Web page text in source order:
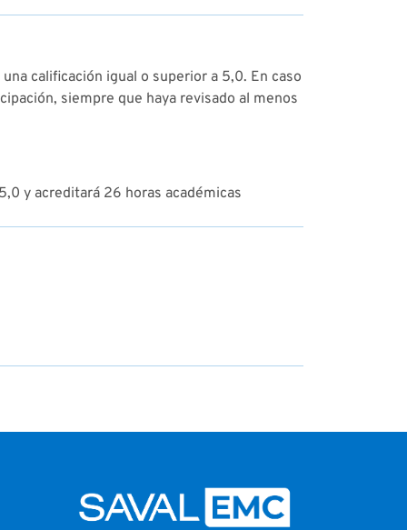
calificación igual o superior a 5,0. En caso
siempre que haya revisado al menos
y acreditará 26 horas académicas